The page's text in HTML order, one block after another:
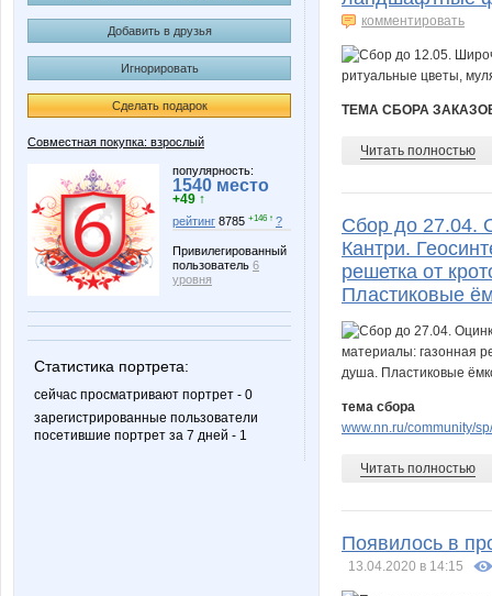
Добавить в друзья
Игнорировать
Сделать подарок
Совместная покупка: взрослый
популярность:
1540 место
+49 ↑
рейтинг 8785 +146 ↑ ?
Привилегированный
пользователь 6
уровня
Статистика портрета:
сейчас просматривают портрет - 0
зарегистрированные пользователи
посетившие портрет за 7 дней - 1
комментировать
ТЕМА СБОРА
Читать полностью
Сбор до 27.04.
Кантри.
решетка от
Пластиковые
тема сбора
www.nn.ru/community/
Читать полностью
Появилось в
13.04.2020 в 14:15